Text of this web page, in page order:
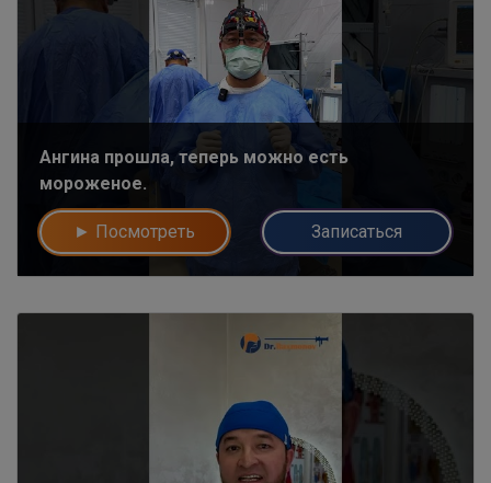
Ангина прошла, теперь можно есть
мороженое.
► Посмотреть Записаться